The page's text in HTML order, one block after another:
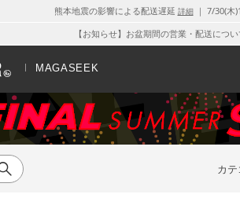
熊本地震の影響による配送遅延 詳細｜ 7/30(木
【お知らせ】お盆期間の営業・配送につ
MAGASEEK
カテ